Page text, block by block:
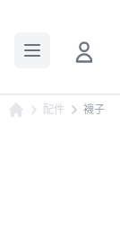
配件 襪子